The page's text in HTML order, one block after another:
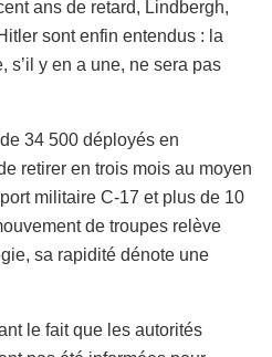
ans de retard, Lindbergh,
sont enfin entendus : la
s’il y en a une, ne sera pas
34 500 déployés en
retirer en trois mois au moyen
militaire C-17 et plus de 10
de troupes relève
sa rapidité dénote une
le fait que les autorités